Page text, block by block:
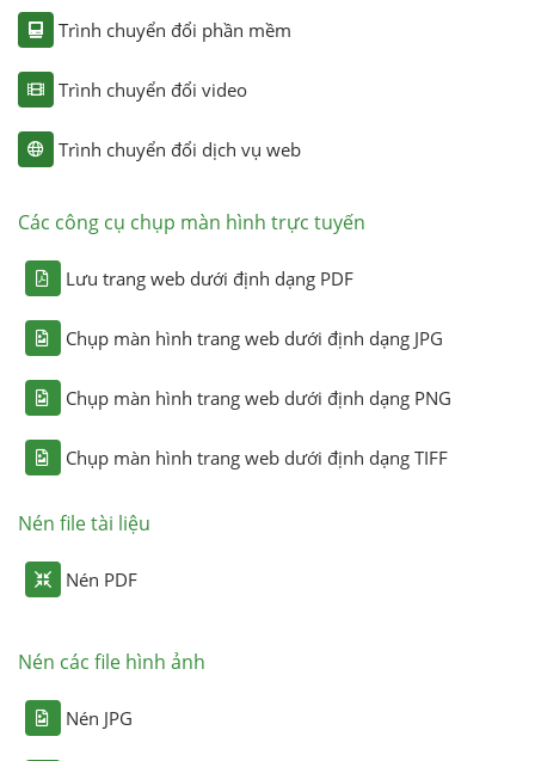
Trình chuyển đổi phần mềm
Trình chuyển đổi video
Trình chuyển đổi dịch vụ web
Các công cụ chụp màn hình trực tuyến
Lưu trang web dưới định dạng PDF
Chụp màn hình trang web dưới định dạng JPG
Chụp màn hình trang web dưới định dạng PNG
Chụp màn hình trang web dưới định dạng TIFF
Nén file tài liệu
Nén PDF
Nén các file hình ảnh
Nén JPG